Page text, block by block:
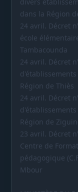
dans la Région
24 avril. Décret
école
Tambacounda
24 avril. Décret
Région de Thiès
24 avril. Décret
Région de
23 avril. Décret
Centre de
pédagogique
Mbour